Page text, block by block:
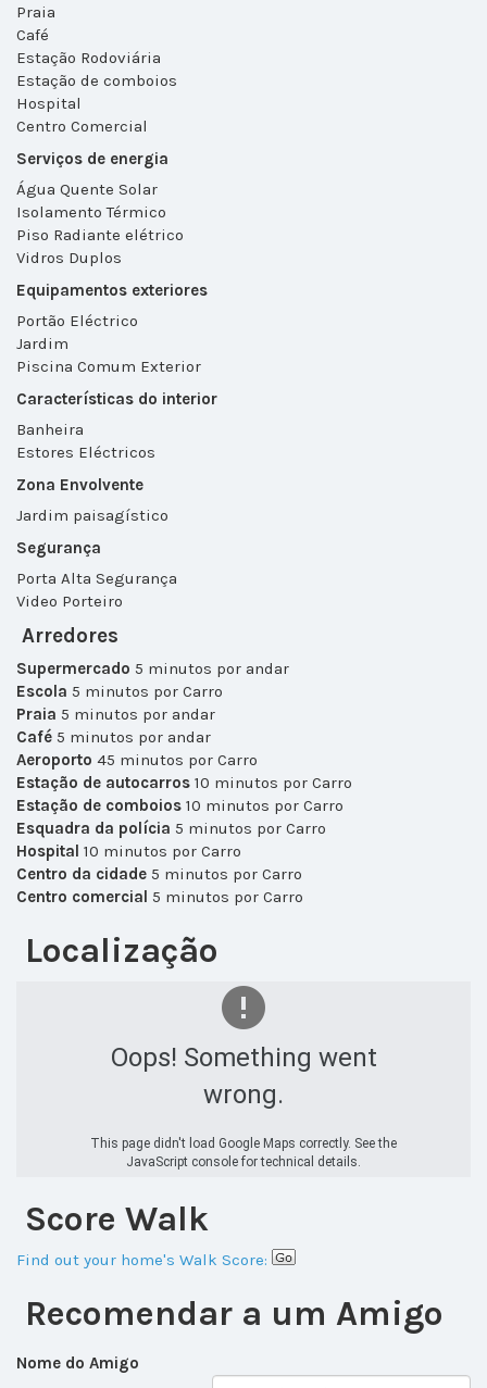
Praia
Café
Estação Rodoviária
Estação de comboios
Hospital
Centro Comercial
Serviços de energia
Água Quente Solar
Isolamento Térmico
Piso Radiante elétrico
Vidros Duplos
Equipamentos exteriores
Portão Eléctrico
Jardim
Piscina Comum Exterior
Características do interior
Banheira
Estores Eléctricos
Zona Envolvente
Jardim paisagístico
Segurança
Porta Alta Segurança
Video Porteiro
Arredores
Supermercado 5 minutos por andar
Escola 5 minutos por Carro
Praia 5 minutos por andar
Café 5 minutos por andar
Aeroporto 45 minutos por Carro
Estação de autocarros 10 minutos por Carro
Estação de comboios 10 minutos por Carro
Esquadra da polícia 5 minutos por Carro
Hospital 10 minutos por Carro
Centro da cidade 5 minutos por Carro
Centro comercial 5 minutos por Carro
Localização
Oops! Something went
wrong.
This page didn't load Google Maps correctly. See the
JavaScript console for technical details.
Score Walk
Find out your home's Walk Score:
Recomendar a um Amigo
Nome do Amigo